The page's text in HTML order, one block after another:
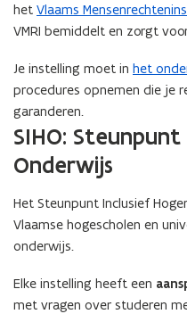
het Vlaams
(
o
e
n
t
i
n
i
e
u
v
e
VMRI bemiddelt en zorgt
Je instelling moet in het
procedures opnemen die je
garanderen.
SIHO:
Onderwijs
Het Steunpunt Inclusief
Vlaamse hogescholen en
onderwijs.
Elke instelling heeft een
met vragen over studeren